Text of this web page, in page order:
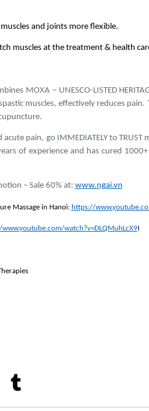
and joints more flexible.
muscles at the treatment & health
MOXA – UNESCO-LISTED
muscles, effectively reduces
pain, go IMMEDIATELY to TRUST
years of experience and has cured
– Sale 60% at: www.ngai.vn
Massage in Hanoi: https://
watch?v=DLQMuhLcX9I